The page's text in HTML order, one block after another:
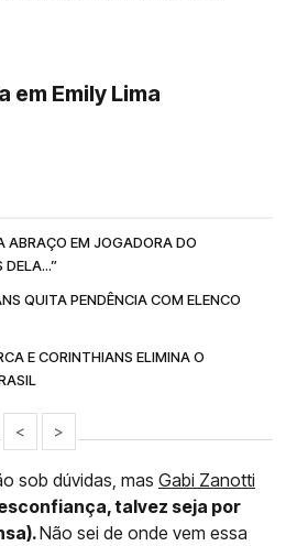
Emily Lima
ABRAÇO EM JOGADORA DO
DELA...”
QUITA PENDÊNCIA COM ELENCO
E CORINTHIANS ELIMINA O
< >
sob dúvidas, mas Gabi Zanotti
talvez seja por
Não sei de onde vem essa